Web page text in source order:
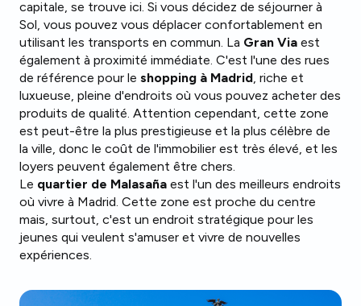
capitale, se trouve ici. Si vous décidez de séjourner à
Sol, vous pouvez vous déplacer confortablement en
utilisant les transports en commun. La Gran Via est
également à proximité immédiate. C'est l'une des rues
de référence pour le shopping à Madrid, riche et
luxueuse, pleine d'endroits où vous pouvez acheter des
produits de qualité. Attention cependant, cette zone
est peut-être la plus prestigieuse et la plus célèbre de
la ville, donc le coût de l'immobilier est très élevé, et les
loyers peuvent également être chers.
Le quartier de Malasaña est l'un des meilleurs endroits
où vivre à Madrid. Cette zone est proche du centre
mais, surtout, c'est un endroit stratégique pour les
jeunes qui veulent s'amuser et vivre de nouvelles
expériences.